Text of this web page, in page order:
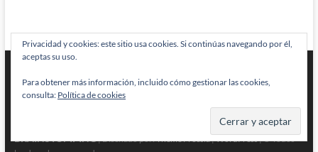
BRAINSTOMPING| Diseñado por:Theme Freesia|WordPress| © Todos
Privacidad y cookies: este sitio usa cookies. Si continúas navegando por él,
aceptas su uso.
Para obtener más información, incluido cómo gestionar las cookies,
consulta: Política de cookies